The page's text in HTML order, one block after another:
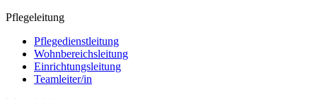
Pflegeleitung
Pflegedienstleitung
Wohnbereichsleitung
Einrichtungsleitung
Teamleiter/in